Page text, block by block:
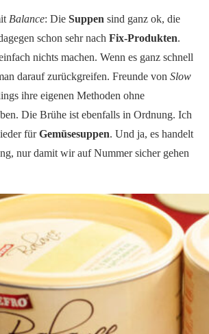
Balance: Die Suppen sind ganz ok, die
schon sehr nach Fix-Produkten.
nichts machen. Wenn es ganz schnell
darauf zurückgreifen. Freunde von Slow
ihre eigenen Methoden ohne
Die Brühe ist ebenfalls in Ordnung. Ich
fürGemüsesuppen. Und ja, es handelt
nur damit wir auf Nummer sicher gehen